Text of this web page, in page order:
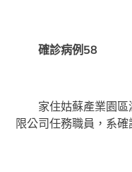
確診病例58
家住姑蘇產業園區
限公司任務職員，系